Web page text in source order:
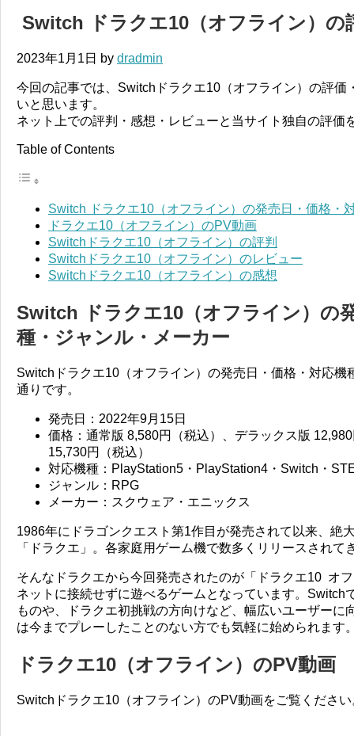
Switch ドラクエ10（オフライン）の
2023年1月1日 by dradmin
今回の記事では、Switchドラクエ10（オフライン）の評価
いと思います。
ネット上での評判・感想・レビューと当サイト独自の評価
Table of Contents
Switch ドラクエ10（オフライン）の発売日・価格・
ドラクエ10（オフライン）のPV動画
Switchドラクエ10（オフライン）の評判
Switchドラクエ10（オフライン）のレビュー
Switchドラクエ10（オフライン）の感想
Switch ドラクエ10（オフライン）の
種・ジャンル・メーカー
Switchドラクエ10（オフライン）の発売日・価格・対応機
通りです。
発売日：2022年9月15日
価格：通常版 8,580円（税込）、デラックス版
15,730円（税込）
対応機種：PlayStation5・PlayStation4・Switch・
ジャンル：RPG
メーカー：スクウェア・エニックス
1986年にドラゴンクエスト第1作目が発売されて以来、絶
「ドラクエ」。各家庭用ゲーム機で数多くリリースされて
そんなドラクエから今回発売されたのが「ドラクエ10 オ
ネットに接続せずに遊べるゲームとなっています。Switch
ものや、ドラクエ初挑戦の方向けなど、幅広いユーザーに
は今までプレーしたことのない方でも気軽に始められます
ドラクエ10（オフライン）のPV動画
Switchドラクエ10（オフライン）のPV動画をご覧ください